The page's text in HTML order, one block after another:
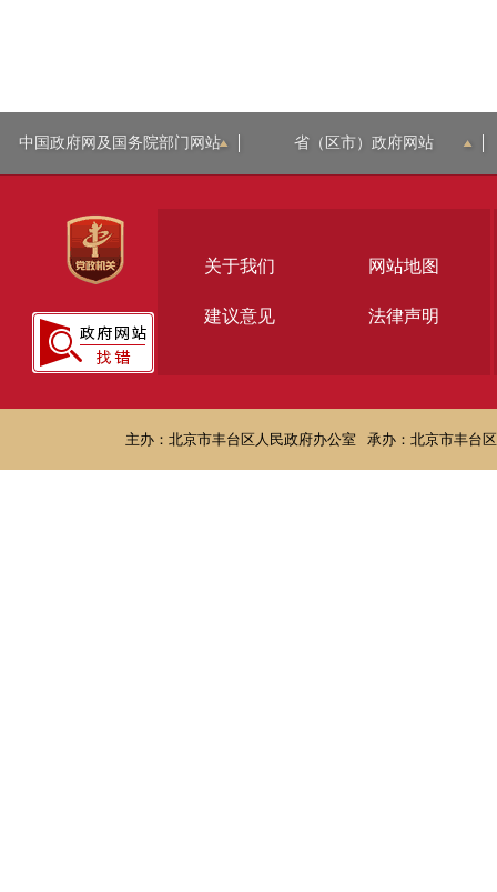
中国政府网及国务院部门网站 省（区市）政府网站
关于我们 网站地图
建议意见 法律声明
主办：北京市丰台区人民政府办公室 承办：北京市丰台